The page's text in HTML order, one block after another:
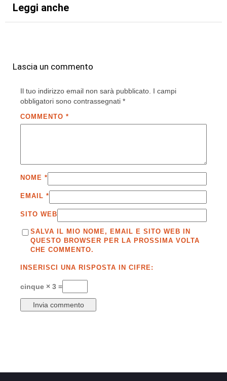
Leggi anche
Lascia un commento
Il tuo indirizzo email non sarà pubblicato. I campi
obbligatori sono contrassegnati *
COMMENTO *
NOME *
EMAIL *
SITO WEB
SALVA IL MIO NOME, EMAIL E SITO WEB IN
QUESTO BROWSER PER LA PROSSIMA VOLTA
CHE COMMENTO.
INSERISCI UNA RISPOSTA IN CIFRE:
cinque × 3 =